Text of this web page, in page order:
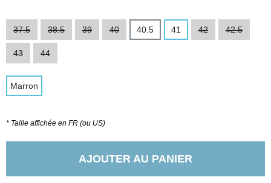
37.5 38.5 39 40 40.5 41 42 42.5
43 44
Marron
* Taille affichée en FR (ou US)
AJOUTER AU PANIER